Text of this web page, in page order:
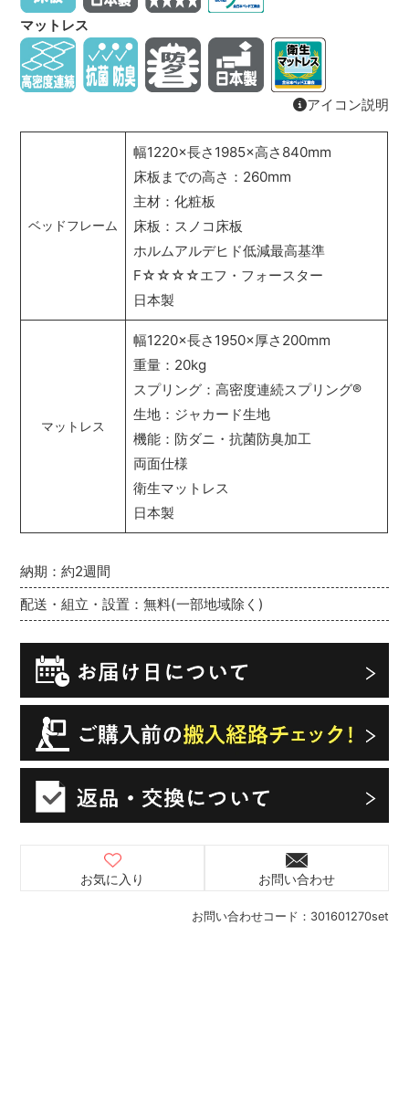
お問い合わせコード： 301601270set
納期：約2週間
配送・組立・設置：無料(一部地域除く)
お気に入り お問い合わせ
マットレス
アイコン説明
ベッドフレーム
幅1220×長さ1985×高さ840mm
床板までの高さ：260mm
主材：化粧板
床板：スノコ床板
ホルムアルデヒド低減最高基準
F☆☆☆☆エフ・フォースター
日本製
マットレス
幅1220×長さ1950×厚さ200mm
重量：20kg
スプリング：高密度連続スプリング®
生地：ジャカード生地
機能：防ダニ・抗菌防臭加工
両面仕様
衛生マットレス
日本製